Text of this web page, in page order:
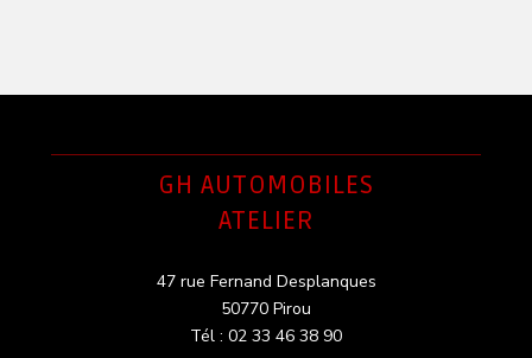
GH AUTOMOBILES
ATELIER
47 rue Fernand Desplanques
50770 Pirou
Tél : 02 33 46 38 90